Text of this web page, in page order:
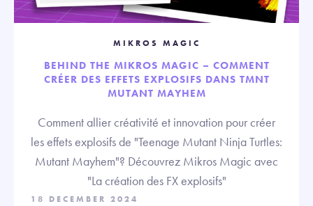
MIKROS MAGIC
BEHIND THE MIKROS MAGIC – COMMENT
CRÉER DES EFFETS EXPLOSIFS DANS TMNT
MUTANT MAYHEM
Comment allier créativité et innovation pour créer
les effets explosifs de "Teenage Mutant Ninja Turtles:
Mutant Mayhem"? Découvrez Mikros Magic avec
"La création des FX explosifs"
18 DECEMBER 2024